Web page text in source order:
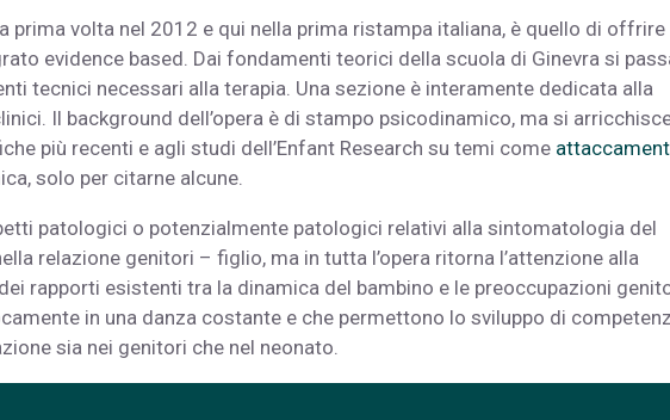
prima volta nel 2012 e qui nella prima ristampa italiana, è quello di offrire
evidence based. Dai fondamenti teorici della scuola di Ginevra si
tecnici necessari alla terapia. Una sezione è interamente dedicata alla
Il background dell’opera è di stampo psicodinamico, ma si
più recenti e agli studi dell’Enfant Research su temi come
solo per citarne alcune.
patologici o potenzialmente patologici relativi alla sintomatologia del
relazione genitori – figlio, ma in tutta l’opera ritorna l’attenzione alla
rapporti esistenti tra la dinamica del bambino e le preoccupazioni
in una danza costante e che permettono lo sviluppo di
sia nei genitori che nel neonato.